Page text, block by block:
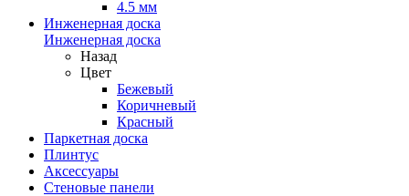
4.5 мм
Инженерная доска
Инженерная доска
Назад
Цвет
Бежевый
Коричневый
Красный
Паркетная доска
Плинтус
Аксессуары
Стеновые панели